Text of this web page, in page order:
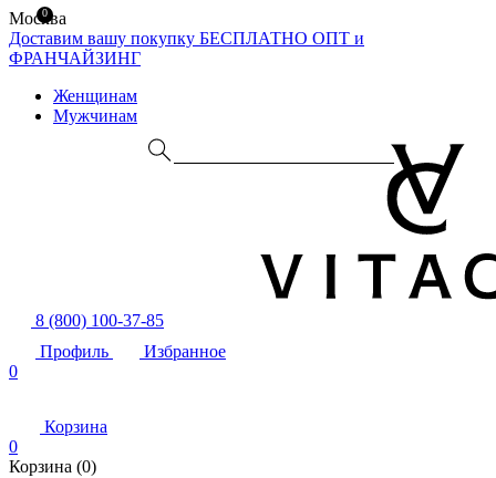
Москва
Доставим вашу покупку БЕСПЛАТНО ОПТ и
ФРАНЧАЙЗИНГ
Женщинам
Мужчинам
8 (800) 100-37-85
Профиль
Избранное
0
Корзина
0
Корзина (0)
0